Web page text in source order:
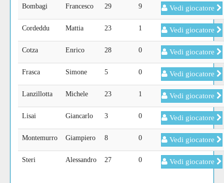
Bombagi Francesco 29 9 Vedi giocatore
Cordeddu Mattia 23 1 Vedi giocatore
Cotza Enrico 28 0 Vedi giocatore
Frasca Simone 5 0 Vedi giocatore
Lanzillotta Michele 23 1 Vedi giocatore
Lisai Giancarlo 3 0 Vedi giocatore
Montemurro Giampiero 8 0 Vedi giocatore
Steri Alessandro 27 0 Vedi giocatore